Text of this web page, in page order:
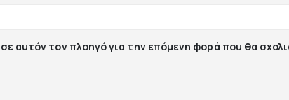
αυτόν τον πλοηγό για την επόμενη φορά που θα